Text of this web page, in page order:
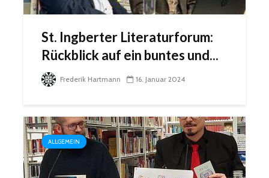
St. Ingberter Literaturforum:
Rückblick auf ein buntes und...
Frederik Hartmann 16. Januar 2024
ALLGEMEIN